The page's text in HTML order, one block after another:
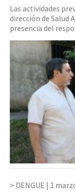
Las actividades
dirección de Salud
presencia del
DENGUE | 1